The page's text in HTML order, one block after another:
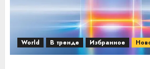
World В тренде Избранное